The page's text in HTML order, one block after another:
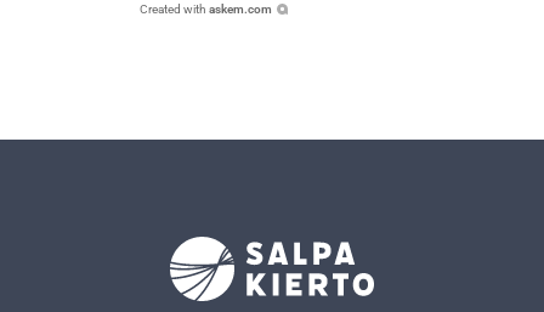
Created with askem.com